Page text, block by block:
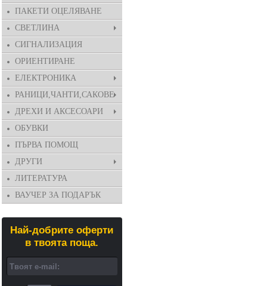
ПАКЕТИ ОЦЕЛЯВАНЕ
СВЕТЛИНА
СИГНАЛИЗАЦИЯ
ОРИЕНТИРАНЕ
ЕЛЕКТРОНИКА
РАНИЦИ,ЧАНТИ,САКОВЕ
ДРЕХИ И АКСЕСОАРИ
ОБУВКИ
ПЪРВА ПОМОЩ
ДРУГИ
ЛИТЕРАТУРА
ВАУЧЕР ЗА ПОДАРЪК
Най-добрите оферти
в твоята поща.